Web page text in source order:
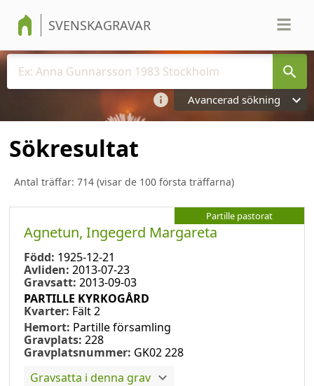
SVENSKAGRAVAR
Avancerad sökning
Sökresultat
Antal träffar: 714 (visar de 100 första träffarna)
Partille pastorat
Agnetun, Ingegerd Margareta
Född: 1925-12-21
Avliden: 2013-07-23
Gravsatt: 2013-09-03
PARTILLE KYRKOGÅRD
Kvarter: Fält 2
Hemort: Partille församling
Gravplats: 228
Gravplatsnummer: GK02 228
Gravsatta i denna grav